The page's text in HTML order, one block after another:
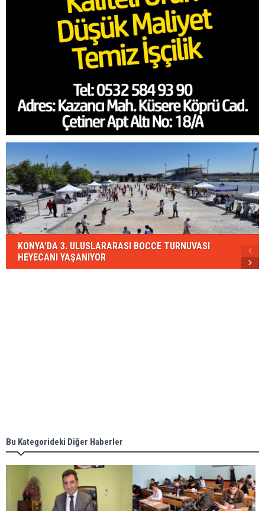
KONYA’DA 3. ULUSLARARASI BOCCE TURNUVASI
HEYECANI YAŞANIYOR
Bu Kategorideki Diğer Haberler